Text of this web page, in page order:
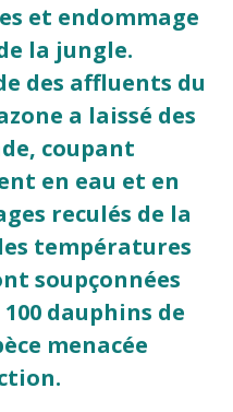
et endommage
la jungle.
des affluents du
a laissé des
coupant
en eau et en
reculés de la
températures
soupçonnées
dauphins de
menacée